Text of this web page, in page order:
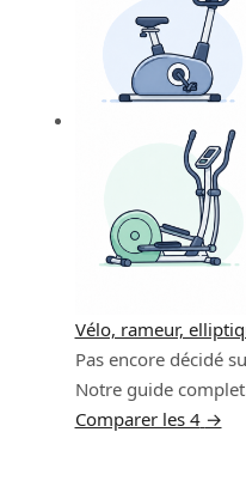
Vélo, rameur,
Pas encore décidé
Notre guide
Comparer les 4 →